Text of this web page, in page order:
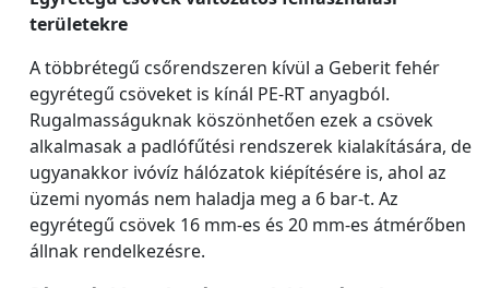
területekre
A többrétegű csőrendszeren kívül a Geberit fehér
egyrétegű csöveket is kínál PE-RT anyagból.
Rugalmasságuknak köszönhetően ezek a csövek
alkalmasak a padlófűtési rendszerek kialakítására, de
ugyanakkor ivóvíz hálózatok kiépítésére is, ahol az
üzemi nyomás nem haladja meg a 6 bar-t. Az
egyrétegű csövek 16 mm-es és 20 mm-es átmérőben
állnak rendelkezésre.